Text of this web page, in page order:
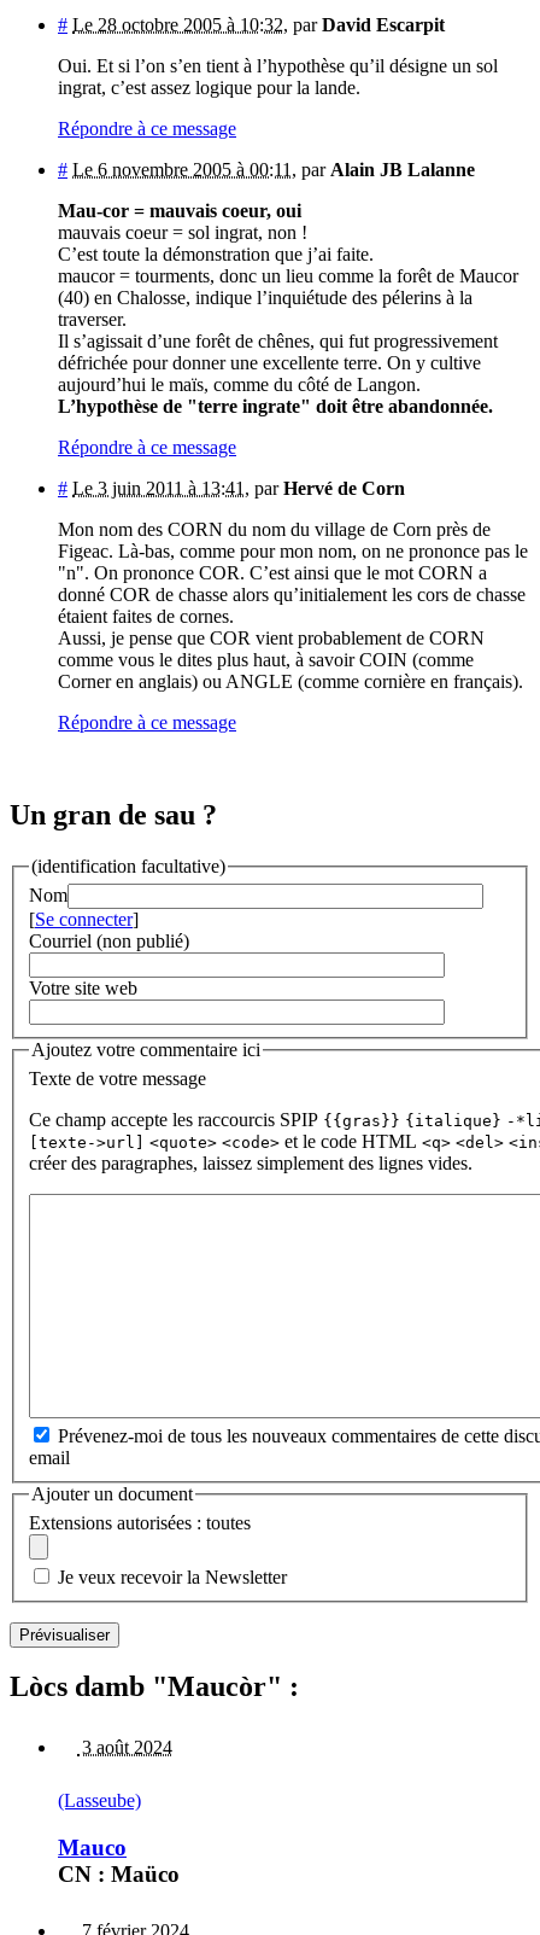
# Le 28 octobre 2005 à 10:32, parDavid Escarpit
Oui. Et si l’on s’en tient à l’hypothèse qu’il désigne un sol
ingrat, c’est assez logique pour la lande.
Répondre à ce message
# Le 6 novembre 2005 à 00:11 , par Alain JB Lalanne
Mau-cor = mauvais coeur, oui
mauvais coeur = sol ingrat, non !
C’est toute la démonstration que j’ai faite.
maucor = tourments, donc un lieu comme la forêt de Maucor
(40) en Chalosse, indique l’inquiétude des pélerins à la
traverser.
Il s’agissait d’une forêt de chênes, qui fut progressivement
défrichée pour donner une excellente terre. On y cultive
aujourd’hui le maïs, comme du côté de Langon.
L’hypothèse de "terre ingrate" doit être abandonnée.
Répondre à ce message
# Le 3 juin 2011 à 13:41 , parHervé de Corn
Mon nom des CORN du nom du village de Corn près de
Figeac. Là-bas, comme pour mon nom, on ne prononce pas le
"n". On prononce COR. C’est ainsi que le mot CORN a
donné COR de chasse alors qu’initialement les cors de chasse
étaient faites de cornes.
Aussi, je pense que COR vient probablement de CORN
comme vous le dites plus haut, à savoir COIN (comme
Corner en anglais) ou ANGLE (comme cornière en français).
Répondre à ce message
Un gran de sau ?
(identification facultative)
Nom
[Se connecter]
Courriel (non publié)
Votre site web
Ajoutez votre commentaire ici
Texte de votre message
Ce champ accepte les raccourcis SPIP {{gras}} {italique} -
[texte->url]
<quote> <code> et le code HTML <q> <del>
créer des paragraphes, laissez simplement des lignes vides.
Prévenez-moi de tous les nouveaux commentaires de cette
email
Ajouter un document
Extensions autorisées : toutes
Je veux recevoir la Newsletter
Lòcs damb "Maucòr" :
3 août 2024
(Lasseube)
Mauco
CN : Maüco
7 février 2024